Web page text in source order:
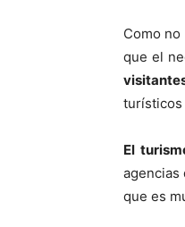
Como
que el
turísticos
El
agencias
que es